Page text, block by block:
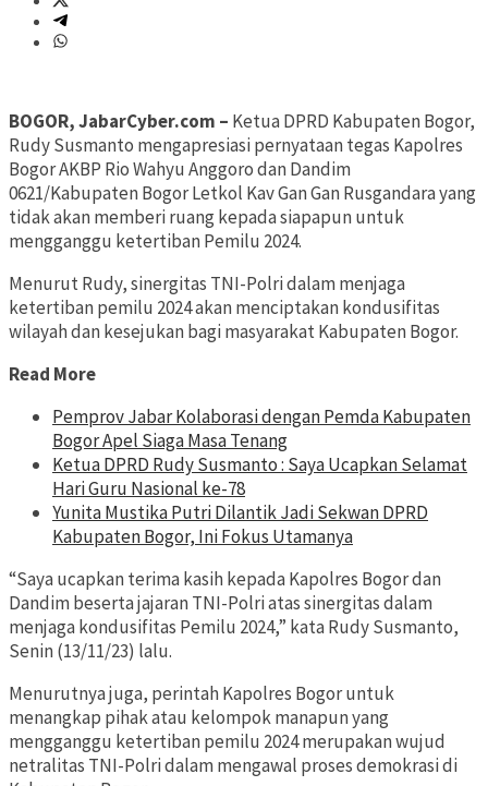
BOGOR, JabarCyber.com – Ketua DPRD Kabupaten Bogor,
Rudy Susmanto mengapresiasi pernyataan tegas Kapolres
Bogor AKBP Rio Wahyu Anggoro dan Dandim
0621/Kabupaten Bogor Letkol Kav Gan Gan Rusgandara yang
tidak akan memberi ruang kepada siapapun untuk
mengganggu ketertiban Pemilu 2024.
Menurut Rudy, sinergitas TNI-Polri dalam menjaga
ketertiban pemilu 2024 akan menciptakan kondusifitas
wilayah dan kesejukan bagi masyarakat Kabupaten Bogor.
Read More
Pemprov Jabar Kolaborasi dengan Pemda Kabupaten
Bogor Apel Siaga Masa Tenang
Ketua DPRD Rudy Susmanto : Saya Ucapkan Selamat
Hari Guru Nasional ke-78
Yunita Mustika Putri Dilantik Jadi Sekwan DPRD
Kabupaten Bogor, Ini Fokus Utamanya
“Saya ucapkan terima kasih kepada Kapolres Bogor dan
Dandim beserta jajaran TNI-Polri atas sinergitas dalam
menjaga kondusifitas Pemilu 2024,” kata Rudy Susmanto,
Senin (13/11/23) lalu.
Menurutnya juga, perintah Kapolres Bogor untuk
menangkap pihak atau kelompok manapun yang
mengganggu ketertiban pemilu 2024 merupakan wujud
netralitas TNI-Polri dalam mengawal proses demokrasi di